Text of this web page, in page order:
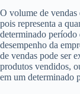
O volume de vendas
pois representa a
determinado
desempenho da
de vendas pode ser
produtos vendidos,
em um determinado